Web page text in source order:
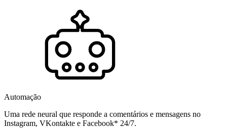
Automação
Uma rede neural que responde a comentários e mensagens no
Instagram, VKontakte e Facebook* 24/7.